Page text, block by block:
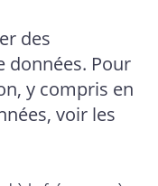
des
données. Pour
y compris en
voir les